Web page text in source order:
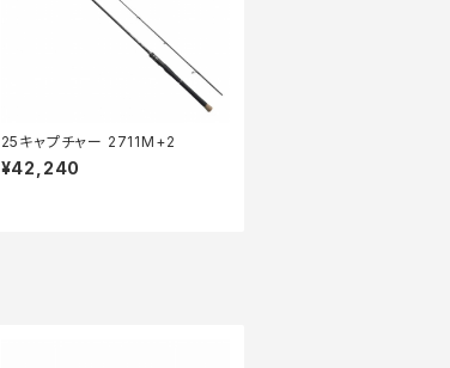
25キャプチャー 2711M+2
¥42,240